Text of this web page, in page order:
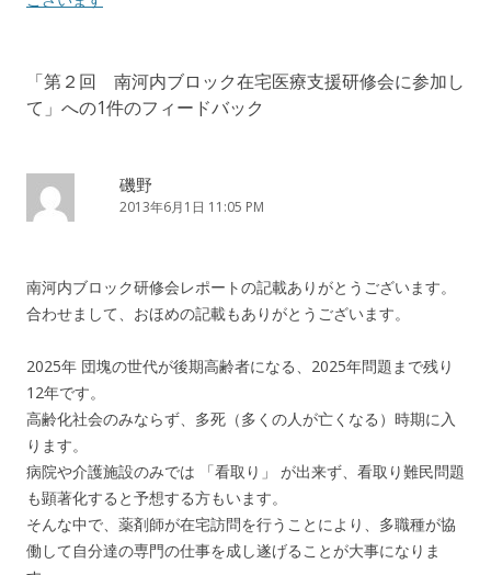
ー
ン
「第２回 南河内ブロック在宅医療支援研修会に参加し
て 」への1件のフィードバック
磯野
2013年6月1日 11:05 PM
南河内ブロック研修会レポートの記載ありがとうございます。
合わせまして、おほめの記載もありがとうございます。
2025年 団塊の世代が後期高齢者になる、2025年問題まで残り
12年です。
高齢化社会のみならず、多死（多くの人が亡くなる）時期に入
ります。
病院や介護施設のみでは 「看取り」 が出来ず、看取り難民問題
も顕著化すると予想する方もいます。
そんな中で、薬剤師が在宅訪問を行うことにより、多職種が協
働して自分達の専門の仕事を成し遂げることが大事になりま